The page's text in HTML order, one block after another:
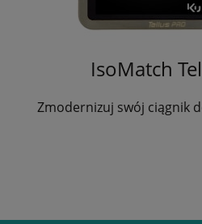
IsoMatch
Zmodernizuj swój ciągnik